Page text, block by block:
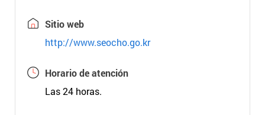
Sitio web
http://www.seocho.go.kr
Horario de atención
Las 24 horas.